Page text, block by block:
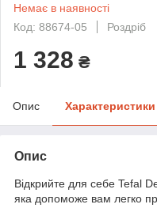
Немає в наявності
Код: 88674-05
Роздріб
1 328 ₴
Опис Характеристики
Опис
Відкрийте для себе Tefal
яка допоможе вам легко